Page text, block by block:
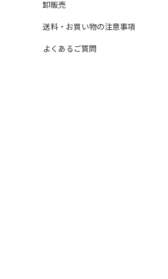
卸販売
送料・お買い物の注意事項
よくあるご質問